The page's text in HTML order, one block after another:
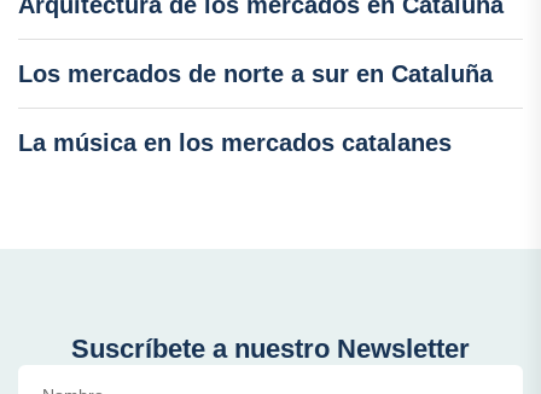
Los mercados de norte a sur en Cataluña
La música en los mercados catalanes
Suscríbete a nuestro Newsletter